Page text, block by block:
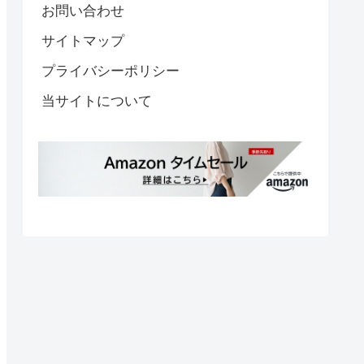
お問い合わせ
サイトマップ
プライバシーポリシー
当サイトについて